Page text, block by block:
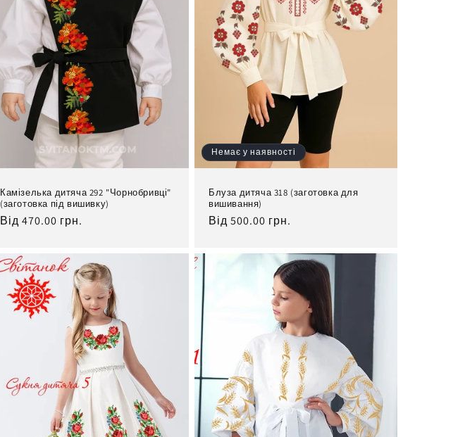
Камізелька дитяча 292 "Чорнобривці"
(заготовка під вишивку)
Нормальна
Від 470.00 грн.
Немає у наявності
Блуза дитяча 318 (заготовка для
вишивання)
Нормальна
Від 500.00 грн.